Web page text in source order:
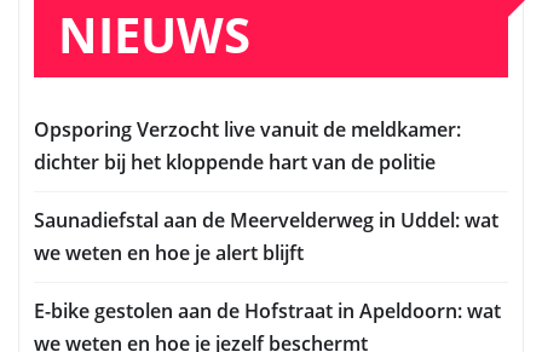
NIEUWS
Opsporing Verzocht live vanuit de meldkamer:
dichter bij het kloppende hart van de politie
Saunadiefstal aan de Meervelderweg in Uddel: wat
we weten en hoe je alert blijft
E-bike gestolen aan de Hofstraat in Apeldoorn: wat
we weten en hoe je jezelf beschermt